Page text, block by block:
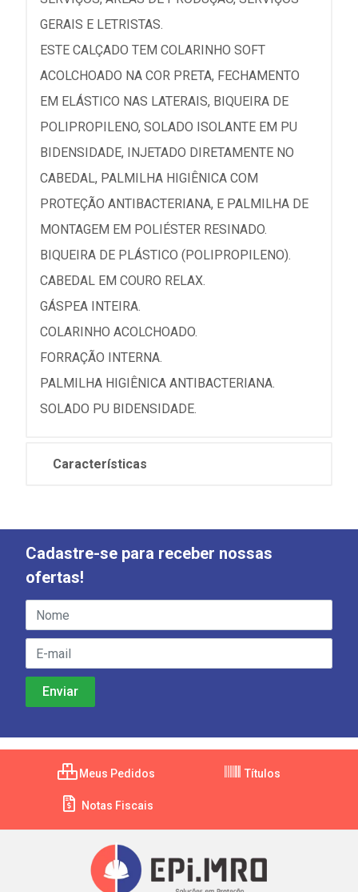
GERAIS E LETRISTAS.
ESTE CALÇADO TEM COLARINHO SOFT
ACOLCHOADO NA COR PRETA, FECHAMENTO
EM ELÁSTICO NAS LATERAIS, BIQUEIRA DE
POLIPROPILENO, SOLADO ISOLANTE EM PU
BIDENSIDADE, INJETADO DIRETAMENTE NO
CABEDAL, PALMILHA HIGIÊNICA COM
PROTEÇÃO ANTIBACTERIANA, E PALMILHA DE
MONTAGEM EM POLIÉSTER RESINADO.
BIQUEIRA DE PLÁSTICO (POLIPROPILENO).
CABEDAL EM COURO RELAX.
GÁSPEA INTEIRA.
COLARINHO ACOLCHOADO.
FORRAÇÃO INTERNA.
PALMILHA HIGIÊNICA ANTIBACTERIANA.
SOLADO PU BIDENSIDADE.
Características
Cadastre-se para receber nossas
ofertas!
Meus Pedidos Títulos
Notas Fiscais